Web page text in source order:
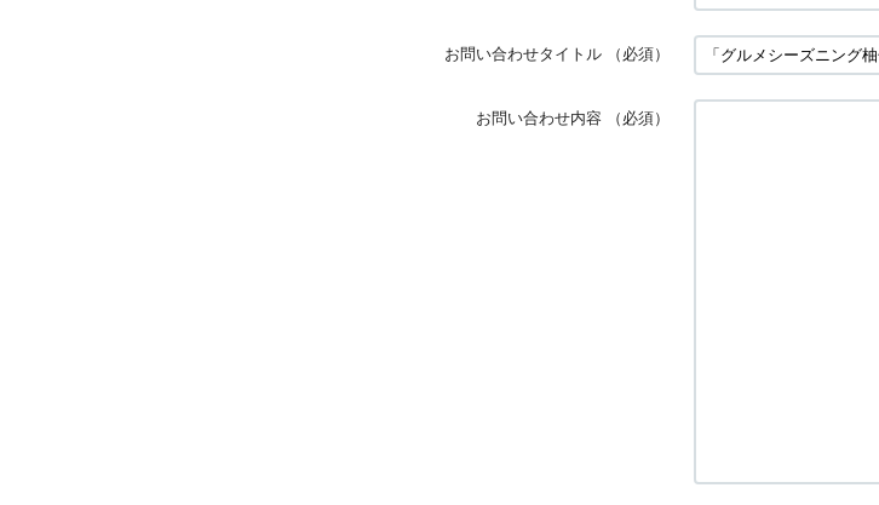
お問い合わせタイトル （必須）
お問い合わせ内容 （必須）